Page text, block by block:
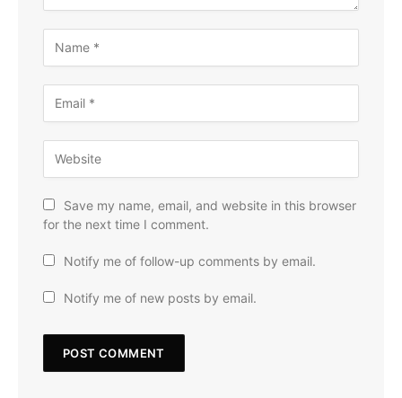
Save my name, email, and website in this browser
for the next time I comment.
Notify me of follow-up comments by email.
Notify me of new posts by email.